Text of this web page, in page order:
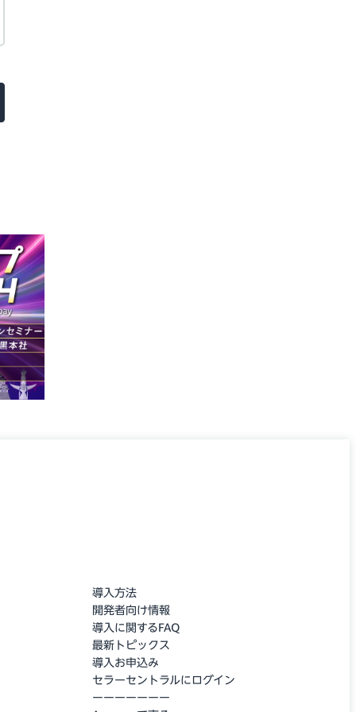
導入方法
開発者向け情報
導入に関するFAQ
最新トピックス
導入お申込み
セラーセントラルにログイン
ーーーーーーー